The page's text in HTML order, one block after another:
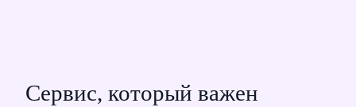
Сервис, который важен